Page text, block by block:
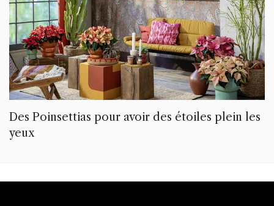
Des Poinsettias pour avoir des étoiles plein les
yeux